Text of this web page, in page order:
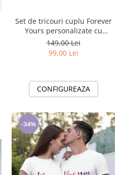
Set de tricouri cuplu Forever
Yours personalizate cu
tematica Valentines Day
149,00 Lei
99,00 Lei
CONFIGUREAZA
-34%